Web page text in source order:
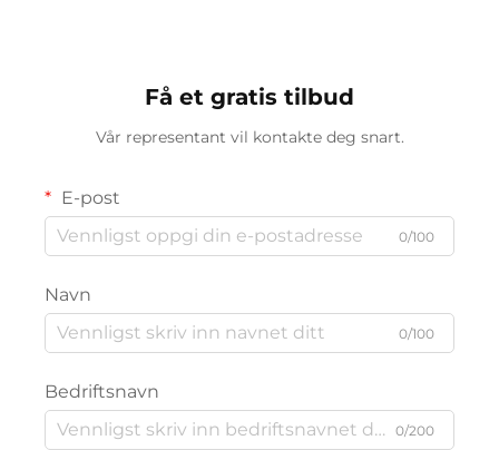
Få et gratis tilbud
Vår representant vil kontakte deg snart.
E-post
0/100
Navn
0/100
Bedriftsnavn
0/200